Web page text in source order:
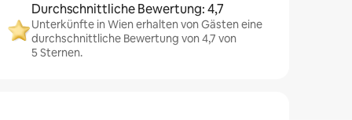
Durchschnittliche Bewertung: 4,7
Unterkünfte in Wien erhalten von Gästen eine
durchschnittliche Bewertung von 4,7 von
5 Sternen.